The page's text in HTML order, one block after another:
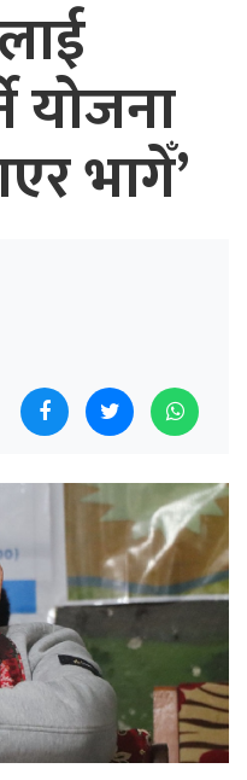
योजना
भागेँ’